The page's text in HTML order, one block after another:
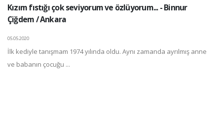
Kızım fıstığı çok seviyorum ve özlüyorum... - Binnur
Çiğdem / Ankara
05.05.2020
İlk kediyle tanışmam 1974 yılında oldu. Aynı zamanda ayrılmış anne
ve babanın çocuğu ...